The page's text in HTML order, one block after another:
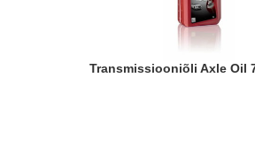
Transmissiooniõli Axle Oil